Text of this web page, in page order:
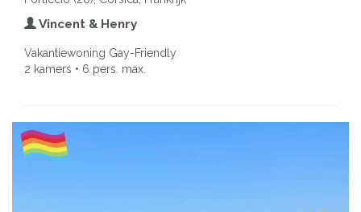
Vincent & Henry
Vakantiewoning Gay-Friendly
2 kamers • 6 pers. max.